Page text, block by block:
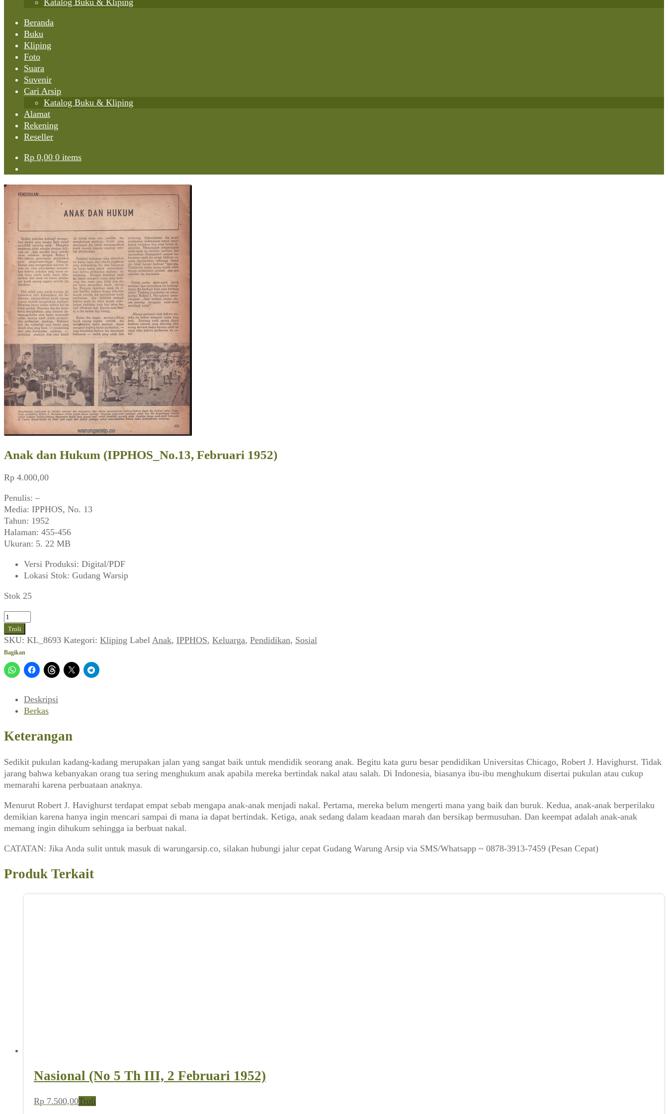
Katalog Buku & Kliping
Beranda
Buku
Kliping
Foto
Suara
Suvenir
Cari Arsip
Katalog Buku & Kliping
Alamat
Rekening
Reseller
Rp 0,00 0 items
Anak dan Hukum (IPPHOS_No.13, Februari 1952)
Rp 4.000,00
Penulis: –
Media: IPPHOS, No. 13
Tahun: 1952
Halaman: 455-456
Ukuran: 5. 22 MB
Versi Produksi: Digital/PDF
Lokasi Stok: Gudang Warsip
Stok 25
Kuantitas
Anak
dan
Hukum
(IPPHOS_No.13,
Februari
Troli
SKU: KL_8693 Kategori: Kliping Label Anak, IPPHOS, Keluarga, Pendidikan, Sosial
Bagikan
Deskripsi
Berkas
Keterangan
Sedikit pukulan kadang-kadang merupakan jalan yang sangat baik untuk mendidik seorang anak. Begitu kata guru besar pendidikan Universitas Chicago, Robert J. Havighurst. Tidak
jarang bahwa kebanyakan orang tua sering menghukum anak apabila mereka bertindak nakal atau salah. Di Indonesia, biasanya ibu-ibu menghukum disertai pukulan atau cukup
memarahi karena perbuataan anaknya.
Menurut Robert J. Havighurst terdapat empat sebab mengapa anak-anak menjadi nakal. Pertama, mereka belum mengerti mana yang baik dan buruk. Kedua, anak-anak berperilaku
demikian karena hanya ingin mencari sampai di mana ia dapat bertindak. Ketiga, anak sedang dalam keadaan marah dan bersikap bermusuhan. Dan keempat adalah anak-anak
memang ingin dihukum sehingga ia berbuat nakal.
CATATAN: Jika Anda sulit untuk masuk di warungarsip.co, silakan hubungi jalur cepat Gudang Warung Arsip via SMS/Whatsapp ~ 0878-3913-7459 (Pesan Cepat)
Produk Terkait
Nasional (No 5 Th III, 2 Februari 1952)
Rp 7.500,00Troli